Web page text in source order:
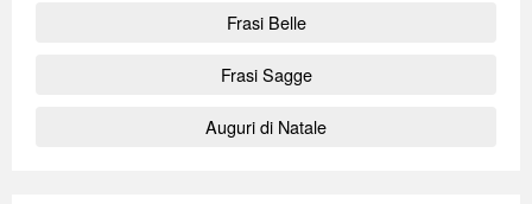
Frasi Belle
Frasi Sagge
Auguri di Natale